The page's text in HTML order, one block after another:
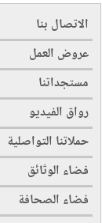
الاتصال بنا
عروض العمل
مستجداتنا
رواق الفيديو
حملاتنا التواصلية
فضاء الوثائق
فضاء الصحافة